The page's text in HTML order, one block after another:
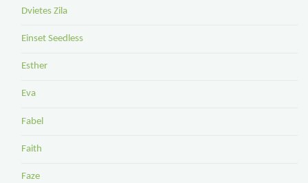
Dvietes Zila
Einset Seedless
Esther
Eva
Fabel
Faith
Faze